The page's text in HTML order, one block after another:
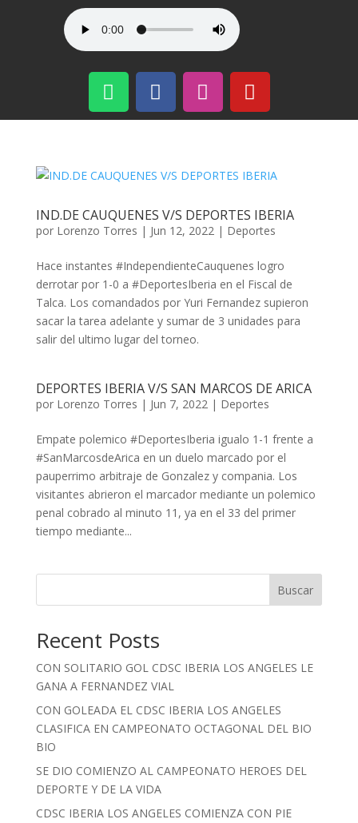
IND.DE CAUQUENES V/S DEPORTES IBERIA
por Lorenzo Torres | Jun 12, 2022| Deportes
Hace instantes #IndependienteCauquenes logro
derrotar por 1-0 a #DeportesIberia en el Fiscal de
Talca. Los comandados por Yuri Fernandez supieron
sacar la tarea adelante y sumar de 3 unidades para
salir del ultimo lugar del torneo.
DEPORTES IBERIA V/S SAN MARCOS DE ARICA
por Lorenzo Torres | Jun 7, 2022| Deportes
Empate polemico #DeportesIberia igualo 1-1 frente a
#SanMarcosdeArica en un duelo marcado por el
pauperrimo arbitraje de Gonzalez y compania. Los
visitantes abrieron el marcador mediante un polemico
penal cobrado al minuto 11, ya en el 33 del primer
tiempo mediante...
Buscar
Recent Posts
CON SOLITARIO GOL CDSC IBERIA LOS ANGELES LE
GANA A FERNANDEZ VIAL
CON GOLEADA EL CDSC IBERIA LOS ANGELES
CLASIFICA EN CAMPEONATO OCTAGONAL DEL BIO
BIO
SE DIO COMIENZO AL CAMPEONATO HEROES DEL
DEPORTE Y DE LA VIDA
CDSC IBERIA LOS ANGELES COMIENZA CON PIE